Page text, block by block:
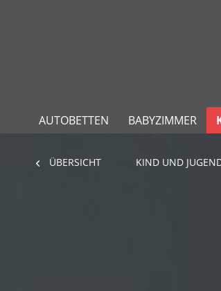
AUTOBETTEN BABYZIMMER
ÜBERSICHT KIND UND